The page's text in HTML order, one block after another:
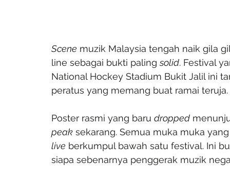
Scene muzik Malaysia tengah naik gila
line sebagai bukti paling solid. Festival
National Hockey Stadium Bukit Jalil ini
peratus yang memang buat ramai teruja.
Poster rasmi yang baru dropped
peak sekarang. Semua muka muka
live berkumpul bawah satu festival. Ini
siapa sebenarnya penggerak muzik